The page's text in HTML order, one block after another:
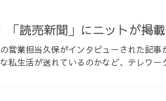
「読売新聞」にニットが掲載
営業担当久保がインタビューされた記事
私生活が送れているのかなど、テレワー